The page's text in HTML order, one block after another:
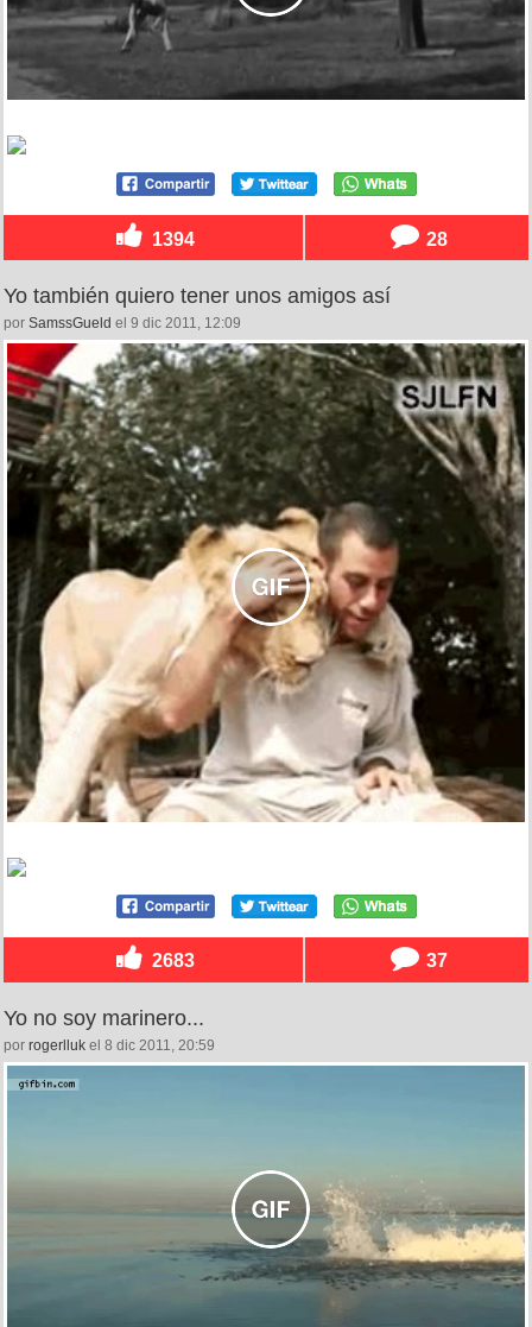
1394 28
Yo también quiero tener unos amigos así
por SamssGueld el 9 dic 2011, 12:09
2683 37
Yo no soy marinero...
por rogerlluk el 8 dic 2011, 20:59